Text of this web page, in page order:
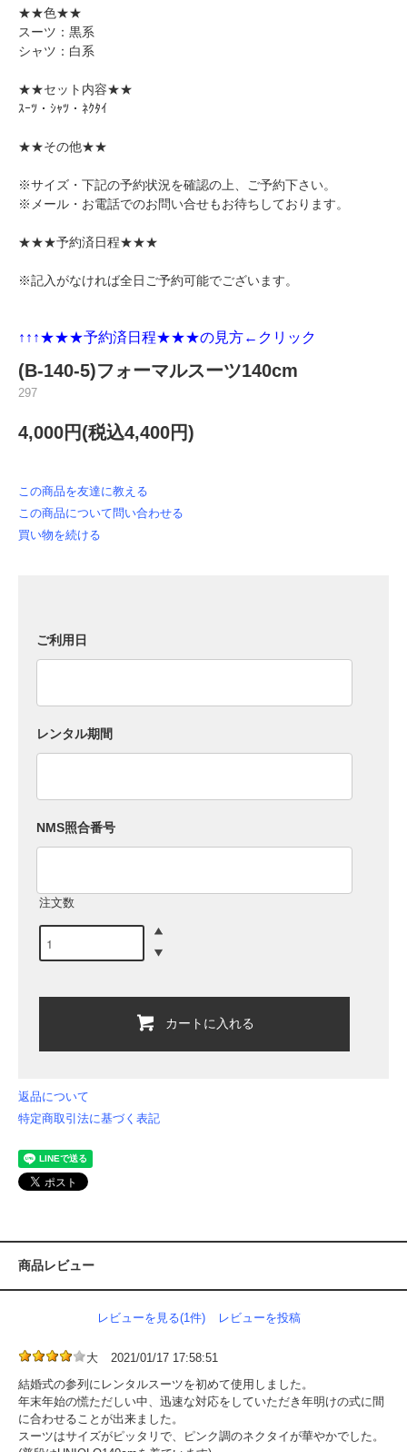
★★色★★
スーツ：黒系
シャツ：白系
★★セット内容★★
ｽｰﾂ・ｼｬﾂ・ﾈｸﾀｲ
★★その他★★
※サイズ・下記の予約状況を確認の上、ご予約下さい。
※メール・お電話でのお問い合せもお待ちしております。
★★★予約済日程★★★
※記入がなければ全日ご予約可能でございます。
↑↑↑★★★予約済日程★★★の見方←クリック
(B-140-5)フォーマルスーツ140cm
297
4,000円(税込4,400円)
この商品を友達に教える
この商品について問い合わせる
買い物を続ける
ご利用日
レンタル期間
NMS照合番号
注文数
カートに入れる
返品について
特定商取引法に基づく表記
商品レビュー
レビューを見る(1件) レビューを投稿
大
2021/01/17 17:58:51
結婚式の参列にレンタルスーツを初めて使用しました。
年末年始の慌ただしい中、迅速な対応をしていただき年明けの式に間
に合わせることが出来ました。
スーツはサイズがピッタリで、ピンク調のネクタイが華やかでした。